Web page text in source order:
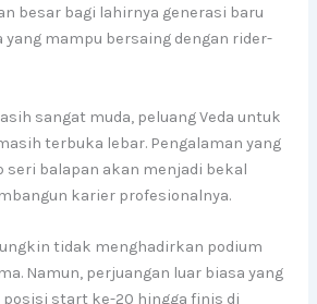
besar bagi lahirnya generasi baru
yang mampu bersaing dengan rider-
sangat muda, peluang Veda untuk
terbuka lebar. Pengalaman yang
seri balapan akan menjadi bekal
karier profesionalnya.
tidak menghadirkan podium
Namun, perjuangan luar biasa yang
start ke-20 hingga finis di